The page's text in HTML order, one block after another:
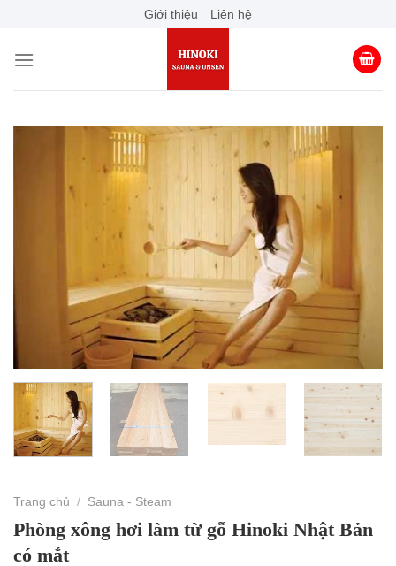
content
Giới thiệu Liên hệ
Trang chủ / Sauna - Steam
Phòng xông hơi làm từ gỗ Hinoki Nhật Bản
có mắt